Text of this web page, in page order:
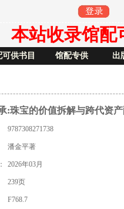
本站收录馆配
可供书目 馆配专供 出
:珠宝的价值拆解与跨代资
9787308271738
潘金平著
2026年03月
239页
F768.7